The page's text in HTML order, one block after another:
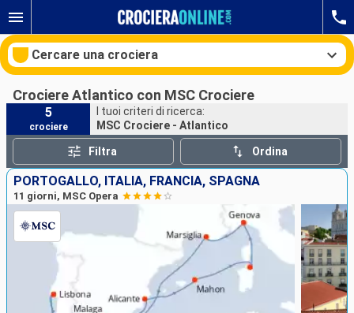
Cercare una crociera
Le nostre destinazioni
Mesi di partenza
Porti Compagnie
Ricerca
Crociere Atlantico con MSC Crociere
5
crociere
I tuoi criteri di ricerca:
MSC Crociere - Atlantico
Filtra Ordina
PORTOGALLO, ITALIA, FRANCIA, SPAGNA
11 giorni, MSC Opera